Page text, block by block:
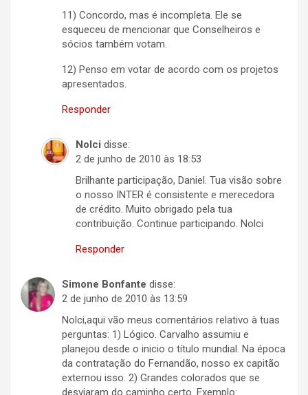
11) Concordo, mas é incompleta. Ele se
esqueceu de mencionar que Conselheiros e
sócios também votam.
12) Penso em votar de acordo com os projetos
apresentados.
Responder
Nolci disse:
2 de junho de 2010 às 18:53
Brilhante participação, Daniel. Tua visão sobre
o nosso INTER é consistente e merecedora
de crédito. Muito obrigado pela tua
contribuição. Continue participando. Nolci
Responder
Simone Bonfante disse:
2 de junho de 2010 às 13:59
Nolci,aqui vão meus comentários relativo à tuas
perguntas: 1) Lógico. Carvalho assumiu e
planejou desde o inicio o título mundial. Na época
da contratação do Fernandão, nosso ex capitão
externou isso. 2) Grandes colorados que se
desviaram do caminho certo. Exemplo: